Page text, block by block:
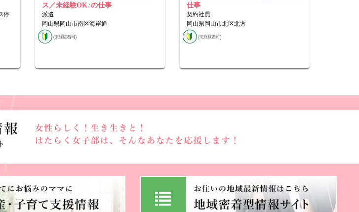
停
ス／未経験OK♪の仕事
派遣
岡山県岡山市南区海岸通
仕事
契約社員
岡山県岡山市北区北方